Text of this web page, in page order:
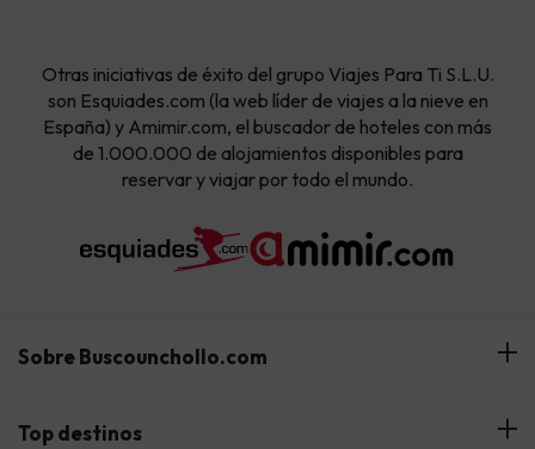
Otras iniciativas de éxito del grupo Viajes Para Ti S.L.U.
son Esquiades.com (la web líder de viajes a la nieve en
España) y Amimir.com, el buscador de hoteles con más
de 1.000.000 de alojamientos disponibles para
reservar y viajar por todo el mundo.
Sobre Buscounchollo.com
¿Quiénes somos?
Top destinos